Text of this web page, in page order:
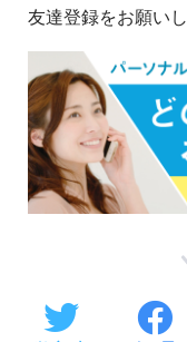
友達登録をお願いし